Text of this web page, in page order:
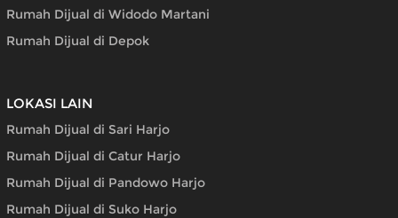
Rumah Dijual di Widodo Martani
Rumah Dijual di Depok
LOKASI LAIN
Rumah Dijual di Sari Harjo
Rumah Dijual di Catur Harjo
Rumah Dijual di Pandowo Harjo
Rumah Dijual di Suko Harjo